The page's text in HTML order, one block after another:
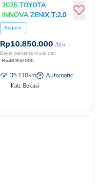
2025 TOYOTA
INNOVA ZENIX T:2.0V
HV M CVT
Reguler
Rp10.850.000 /bln
Bayar pertama mulai dari
Rp48.950.000
35.110km Automatic
Kab. Bekasi